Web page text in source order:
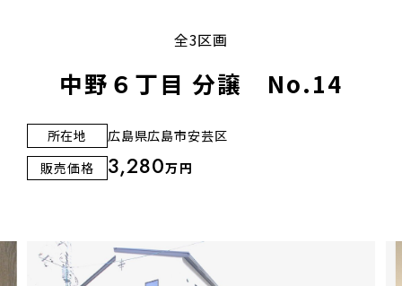
全3区画
中野６丁目 分譲 No.14
所在地
広島県広島市安芸区
販売価格
3,280万円